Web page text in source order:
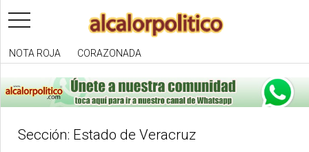
toggle
navigation
NOTA ROJA CORAZONADA
Sección: Estado de Veracruz